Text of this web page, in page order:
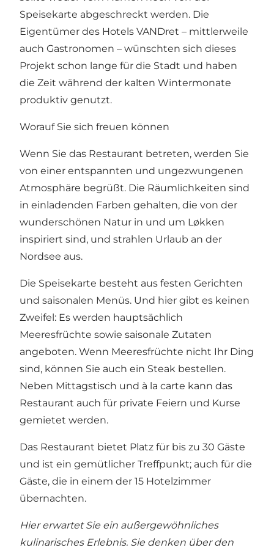
Speisekarte abgeschreckt werden. Die
Eigentümer des Hotels VANDret – mittlerweile
auch Gastronomen – wünschten sich dieses
Projekt schon lange für die Stadt und haben
die Zeit während der kalten Wintermonate
produktiv genutzt.
Worauf Sie sich freuen können
Wenn Sie das Restaurant betreten, werden Sie
von einer entspannten und ungezwungenen
Atmosphäre begrüßt. Die Räumlichkeiten sind
in einladenden Farben gehalten, die von der
wunderschönen Natur in und um Løkken
inspiriert sind, und strahlen Urlaub an der
Nordsee aus.
Die Speisekarte besteht aus festen Gerichten
und saisonalen Menüs. Und hier gibt es keinen
Zweifel: Es werden hauptsächlich
Meeresfrüchte sowie saisonale Zutaten
angeboten. Wenn Meeresfrüchte nicht Ihr Ding
sind, können Sie auch ein Steak bestellen.
Neben Mittagstisch und à la carte kann das
Restaurant auch für private Feiern und Kurse
gemietet werden.
Das Restaurant bietet Platz für bis zu 30 Gäste
und ist ein gemütlicher Treffpunkt; auch für die
Gäste, die in einem der 15 Hotelzimmer
übernachten.
Hier erwartet Sie ein außergewöhnliches
kulinarisches Erlebnis. Sie denken über den